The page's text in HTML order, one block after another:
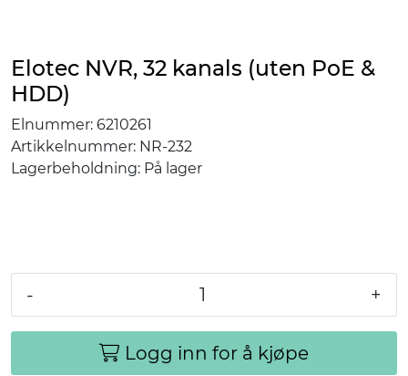
Elotec NVR, 32 kanals (uten PoE &
HDD)
Elnummer: 6210261
Artikkelnummer: NR-232
Lagerbeholdning: På lager
- +
Logg inn for å kjøpe